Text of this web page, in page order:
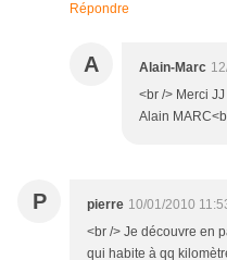
Répondre
A Alain-Marc
<br /> Merci
Alain
P pierre 10/01/2010
<br /> Je découvre en
qui habite à qq